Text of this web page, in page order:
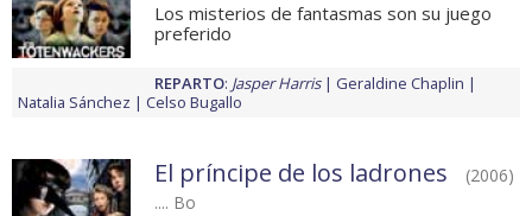
Los misterios de fantasmas son su juego
preferido
REPARTO: Jasper Harris
Geraldine Chaplin
Natalia Sánchez
Celso Bugallo
El príncipe de los ladrones
(2006)
.... Bo